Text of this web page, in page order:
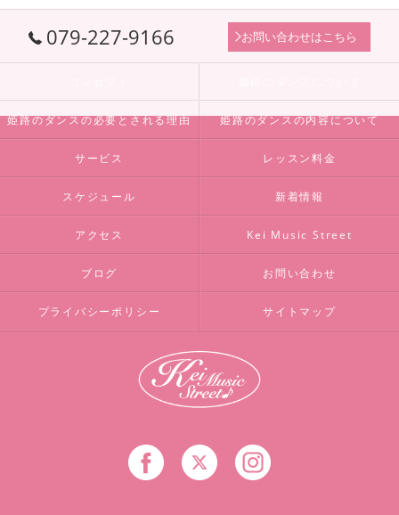
079-227-9166 お問い合わせはこちら
姫路のダンスの必要とされる理由 姫路のダンスの内容について
サービス レッスン料金
スケジュール 新着情報
アクセス Kei Music Street
ブログ お問い合わせ
プライバシーポリシー サイトマップ